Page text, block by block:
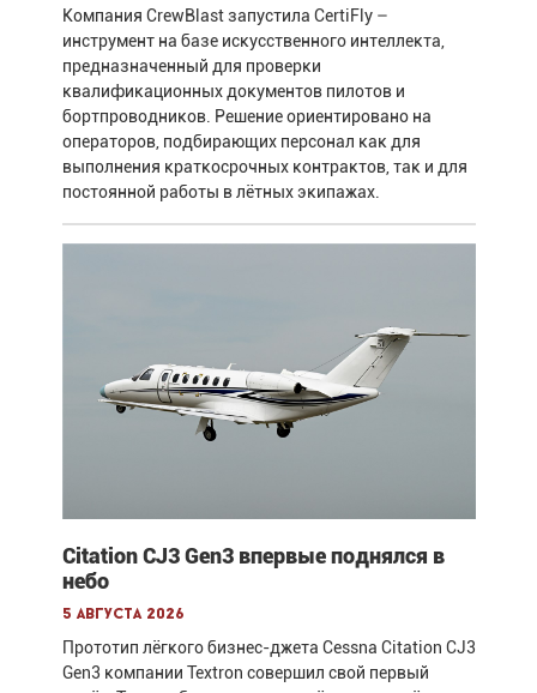
Компания CrewBlast запустила CertiFly –
инструмент на базе искусственного интеллекта,
предназначенный для проверки
квалификационных документов пилотов и
бортпроводников. Решение ориентировано на
операторов, подбирающих персонал как для
выполнения краткосрочных контрактов, так и для
постоянной работы в лётных экипажах.
Citation CJ3 Gen3 впервые поднялся в
небо
5 августа 2026
Прототип лёгкого бизнес-джета Cessna Citation CJ3
Gen3 компании Textron совершил свой первый